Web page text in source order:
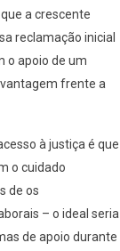
a crescente
reclamação inicial
o apoio de um
frente a
à justiça é que
o cuidado
de os
– o ideal seria
de apoio durante